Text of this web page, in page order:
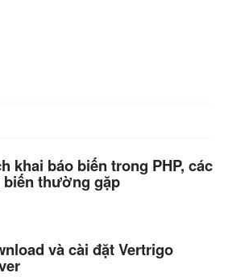
khai báo biến trong PHP, các
biến thường gặp
và cài đặt Vertrigo